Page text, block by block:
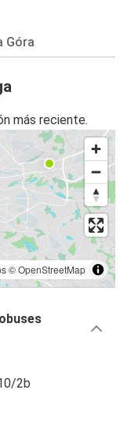
Góra
más reciente.
©OpenStreetMap
2b